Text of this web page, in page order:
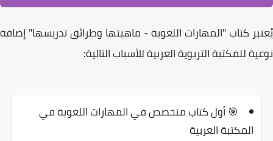
يُعتبر كتاب"المهارات اللغوية - ماهيتها وطرائق تدريسها"إضافة
نوعية للمكتبة التربوية العربية للأسباب التالية:
🎯أول كتاب متخصصفي المهارات اللغوية في
المكتبة العربية